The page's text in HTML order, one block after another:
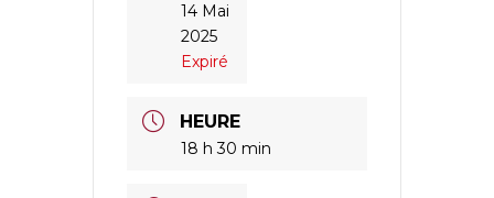
14 Mai
2025
Expiré
HEURE
18 h 30 min